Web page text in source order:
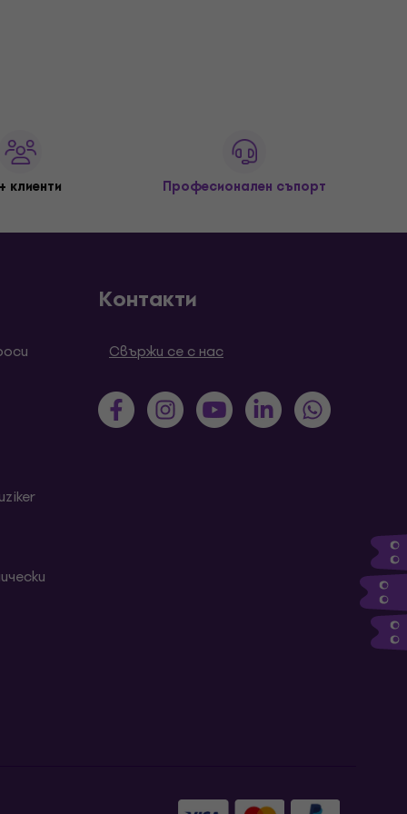
клиенти Професионален съпорт
Контакти
Свържи се с нас